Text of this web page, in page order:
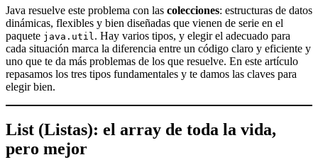
Java resuelve este problema con las colecciones: estructuras de datos
dinámicas, flexibles y bien diseñadas que vienen de serie en el
paquete java.util . Hay varios tipos, y elegir el adecuado para
cada situación marca la diferencia entre un código claro y eficiente y
uno que te da más problemas de los que resuelve. En este artículo
repasamos los tres tipos fundamentales y te damos las claves para
elegir bien.
List (Listas): el array de toda la vida,
pero mejor